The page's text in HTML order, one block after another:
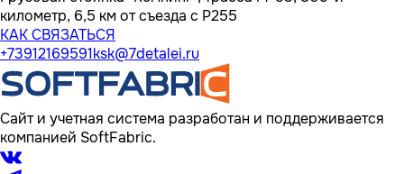
километр, 6,5 км от съезда с Р255
КАК СВЯЗАТЬСЯ
+73912169591ksk@7detalei.ru
Сайт и учетная система разработан и поддерживается
компанией SoftFabric.